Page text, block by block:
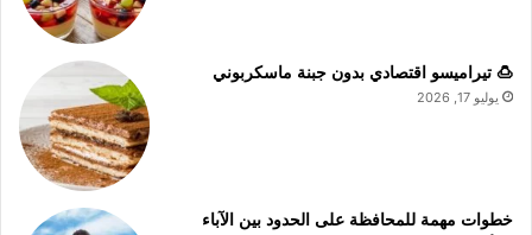
🍮 تيراميسو اقتصادي بدون جبنة ماسكربوني
يوليو 17, 2026
خطوات مهمة للمحافظة على الحدود بين الآباء